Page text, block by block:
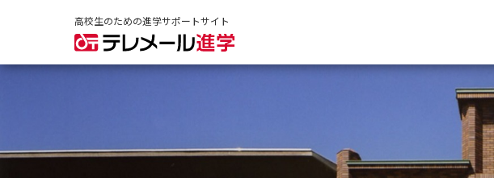
高校生のための進学サポートサイト